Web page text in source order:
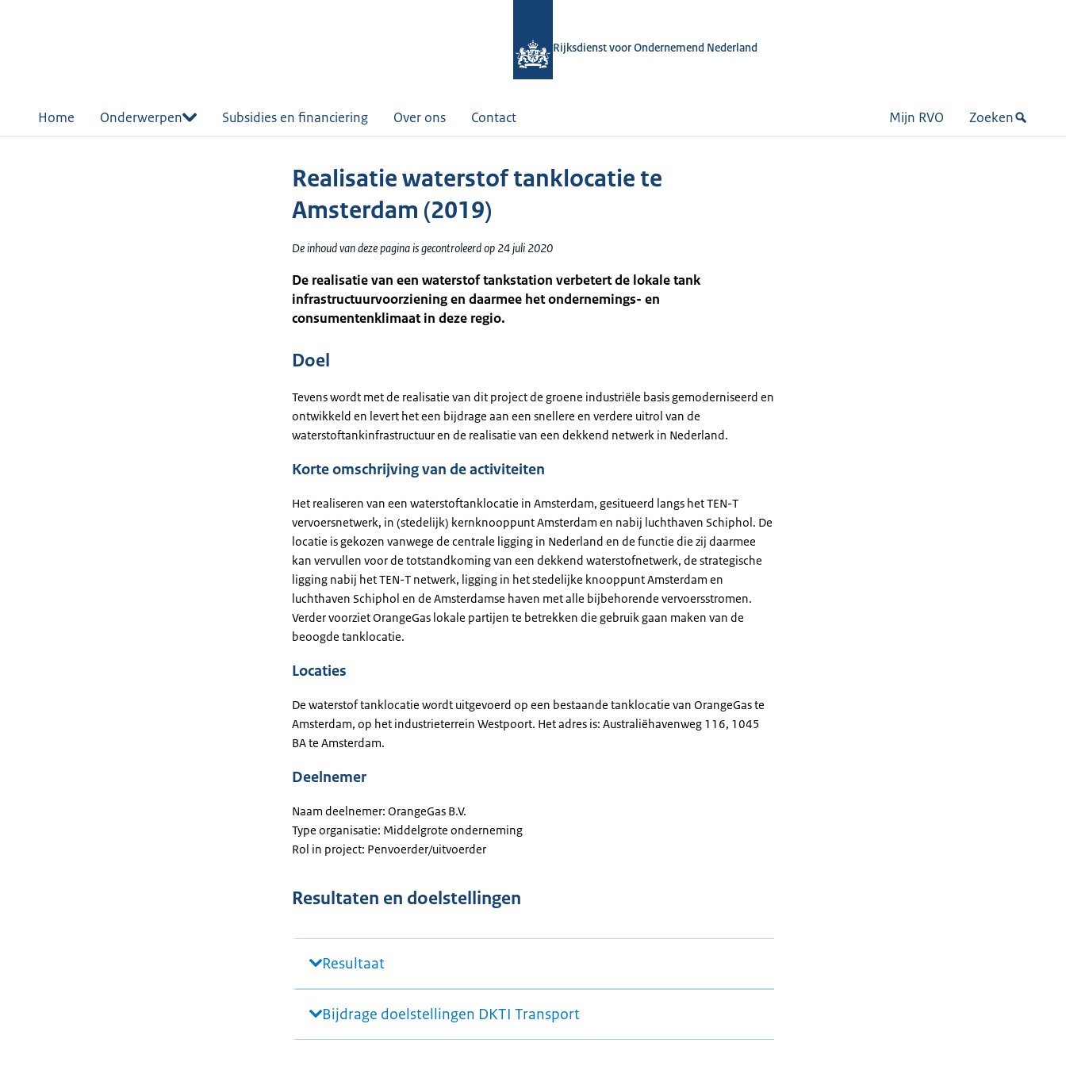
Rijksdienst voor Ondernemend Nederland
Home Onderwerpen Subsidies en financiering Over ons Contact Mijn RVO Zoeken
Realisatie waterstof tanklocatie te
Amsterdam (2019)
De inhoud van deze pagina is gecontroleerd op 24 juli 2020
De realisatie van een waterstof tankstation verbetert de lokale tank
infrastructuurvoorziening en daarmee het ondernemings- en
consumentenklimaat in deze regio.
Doel
Tevens wordt met de realisatie van dit project de groene industriële basis gemoderniseerd en
ontwikkeld en levert het een bijdrage aan een snellere en verdere uitrol van de
waterstoftankinfrastructuur en de realisatie van een dekkend netwerk in Nederland.
Korte omschrijving van de activiteiten
Het realiseren van een waterstoftanklocatie in Amsterdam, gesitueerd langs het TEN-T
vervoersnetwerk, in (stedelijk) kernknooppunt Amsterdam en nabij luchthaven Schiphol. De
locatie is gekozen vanwege de centrale ligging in Nederland en de functie die zij daarmee
kan vervullen voor de totstandkoming van een dekkend waterstofnetwerk, de strategische
ligging nabij het TEN-T netwerk, ligging in het stedelijke knooppunt Amsterdam en
luchthaven Schiphol en de Amsterdamse haven met alle bijbehorende vervoersstromen.
Verder voorziet OrangeGas lokale partijen te betrekken die gebruik gaan maken van de
beoogde tanklocatie.
Locaties
De waterstof tanklocatie wordt uitgevoerd op een bestaande tanklocatie van OrangeGas te
Amsterdam, op het industrieterrein Westpoort. Het adres is: Australiëhavenweg 116, 1045
BA te Amsterdam.
Deelnemer
Naam deelnemer: OrangeGas B.V.
Type organisatie: Middelgrote onderneming
Rol in project: Penvoerder/uitvoerder
Resultaten en doelstellingen
Resultaat
Bijdrage doelstellingen DKTI Transport